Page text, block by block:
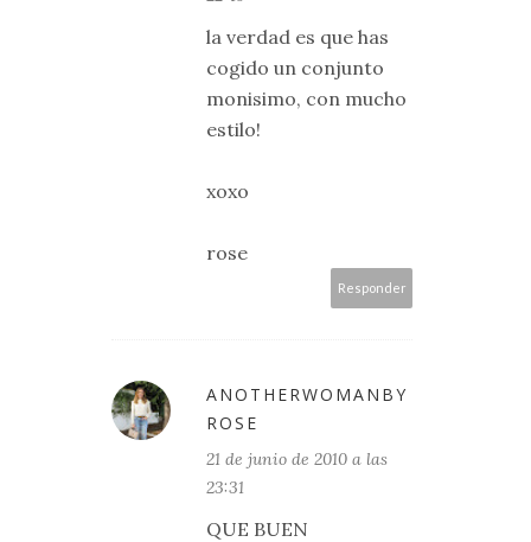
la verdad es que has
cogido un conjunto
monisimo, con mucho
estilo!
xoxo
rose
Responder
ANOTHERWOMANBY
ROSE
21 de junio de 2010 a las
23:31
QUE BUEN